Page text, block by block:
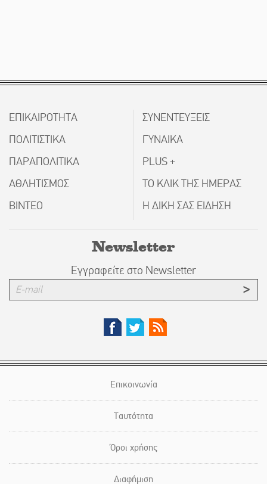
ΕΠΙΚΑΙΡΟΤΗΤΑ
ΠΟΛΙΤΙΣΤΙΚΑ
ΠΑΡΑΠΟΛΙΤΙΚΑ
ΑΘΛΗΤΙΣΜΟΣ
ΒΙΝΤΕΟ
ΣΥΝΕΝΤΕΥΞΕΙΣ
ΓΥΝΑΙΚΑ
PLUS +
ΤΟ ΚΛΙΚ ΤΗΣ ΗΜΕΡΑΣ
Η ΔΙΚΗ ΣΑΣ ΕΙΔΗΣΗ
Newsletter
Εγγραφείτε στο Newsletter
Επικοινωνία
Ταυτότητα
Όροι χρήσης
Διαφήμιση